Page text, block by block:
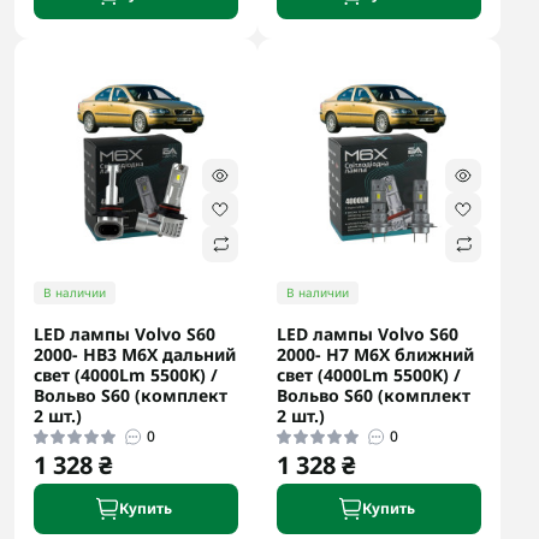
В наличии
LED лампы Volvo S60
2000- HB3 M6X дальний
свет (4000Lm 5500K) /
Вольво S60 (комплект
2 шт.)
0
1 328 ₴
Купить
В наличии
LED лампы Volvo S60
2000- H7 M6X ближний
свет (4000Lm 5500K) /
Вольво S60 (комплект
2 шт.)
0
1 328 ₴
Купить